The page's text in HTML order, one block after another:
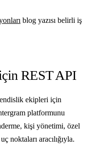
blog yazısı belirli iş
REST API
ekipleri için
platformunu
kişi yönetimi, özel
noktaları aracılığıyla.